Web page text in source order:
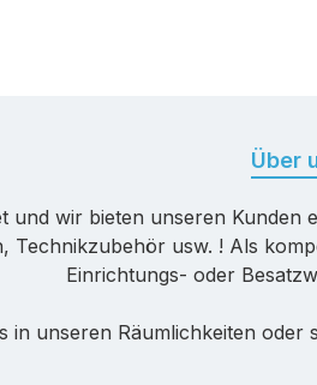
Über
und wir bieten unseren
Technikzubehör usw. ! Als
Einrichtungs- oder
in unseren Räumlichkeiten